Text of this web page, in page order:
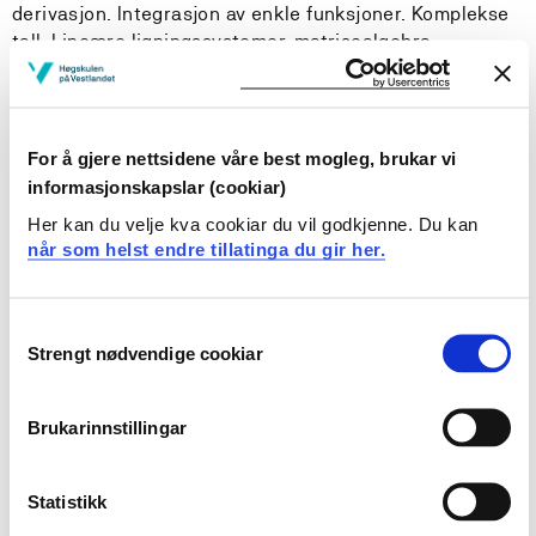
For å gjere nettsidene våre best mogleg, brukar vi
informasjonskapslar (cookiar)
Her kan du velje kva cookiar du vil godkjenne. Du kan
når som helst endre tillatinga du gir her.
Selection
Strengt nødvendige cookiar
Brukarinnstillingar
Statistikk
derivasjon. Integrasjon av enkle funksjoner. Komplekse
tall. Lineære ligningssystemer, matrisealgebra,
vektoralgebra og vektorrom, basisskifte, lineære og
homogene transformasjoner. Beregninger vil i mange
Læringsutbytte
Etter å ha fullført dette emnet skal studenten kunne:
gjøre rede for de vanlige transformasjonsmatrisene